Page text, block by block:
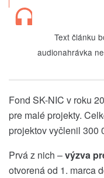
rekordný
Text článku
audionahrávka
Fond SK-NIC v roku
pre malé projekty.
projektov vyčlenil 300
Prvá z nich –výzva
otvorená od 1. marca